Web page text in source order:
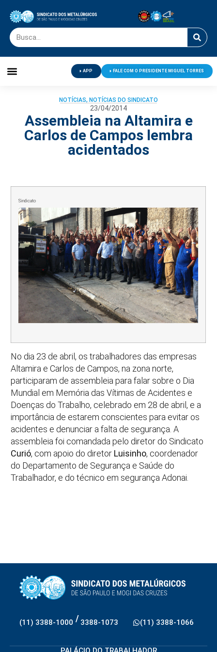
APP FALE COM O PRESIDENTE MIGUEL TORRES
NOTÍCIAS, NOTÍCIAS DO SINDICATO
23/04/2014
Assembleia na Altamira e
Carlos de Campos lembra
acidentados
Sindicato
No dia 23 de abril, os trabalhadores das empresas
Altamira e Carlos de Campos, na zona norte,
participaram de assembleia para falar sobre o Dia
Mundial em Memória das Vítimas de Acidentes e
Doenças do Trabalho, celebrado em 28 de abril, e a
importância de estarem conscientes para evitar os
acidentes e denunciar a falta de segurança. A
assembleia foi comandada pelo diretor do Sindicato
Curió, com apoio do diretor Luisinho, coordenador
do Departamento de Segurança e Saúde do
Trabalhador, e do técnico em segurança Adonai.
(11) 3388-1000 / 3388-1073 (11) 3388-1066